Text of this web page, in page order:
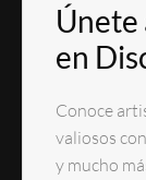
Únete
en
Conoce
valiosos
y mucho